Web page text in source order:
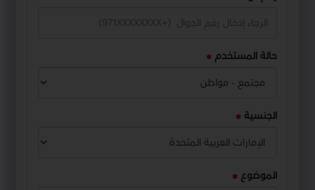
حالة المستخدم
الجنسية
الموضوع